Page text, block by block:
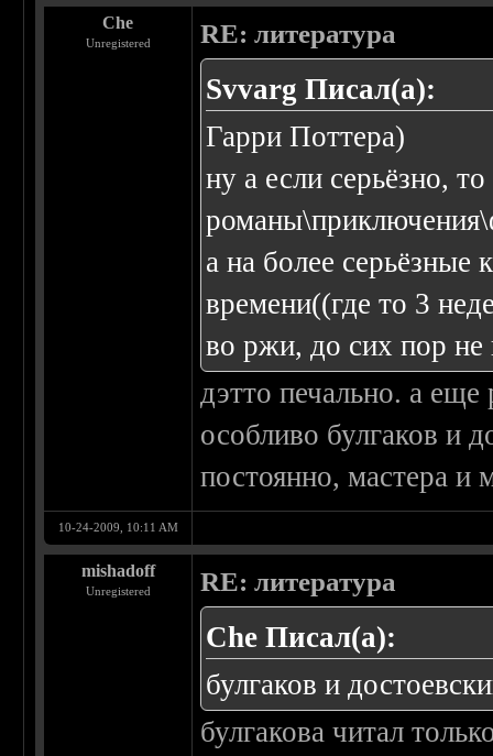
Che
Unregistered RE: литература
Svvarg Писал(а):
Гарри Поттера)
ну а если серьёзно,
а на более серьёзные
времени((где то 3
во ржи, до сих пор не
дэтто печально. а еще
особливо булгаков и
постоянно, мастера и
10-24-2009, 10:11 AM
mishadoff
Unregistered RE: литература
Che Писал(а):
булгаков и
булгакова читал